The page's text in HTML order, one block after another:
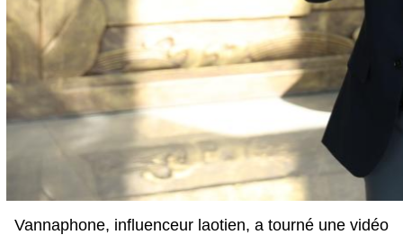
Vannaphone, influenceur laotien, a tourné une vidéo